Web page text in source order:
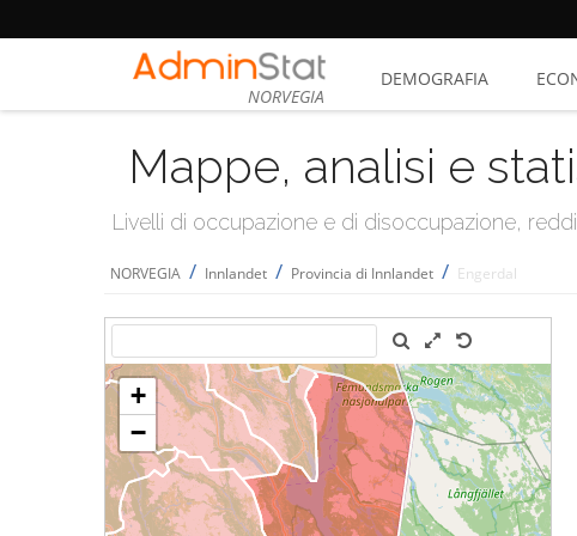
NORVEGIA
DEMOGRAFIA
Mappe, analisi e
Livelli di occupazione e di disoccupazione,
NORVEGIA / Innlandet / Provincia di Innlandet / Engerdal